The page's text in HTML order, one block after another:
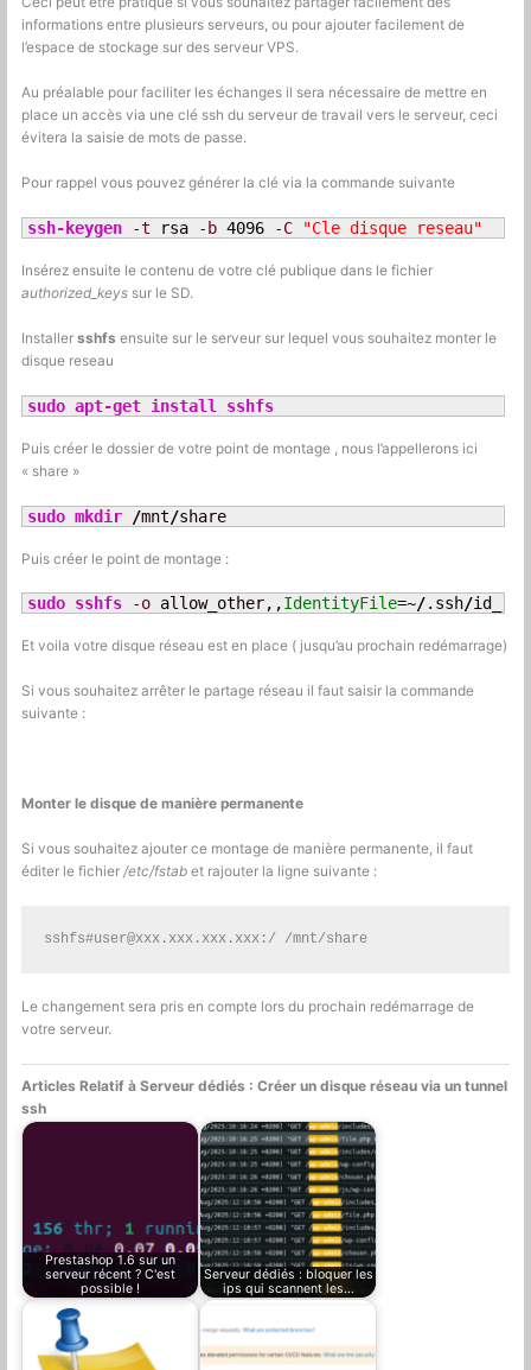
informations entre plusieurs serveurs, ou pour ajouter facilement de
l’espace de stockage sur des serveur VPS.
Au préalable pour faciliter les échanges il sera nécessaire de mettre en
place un accès via une clé ssh du serveur de travail vers le serveur, ceci
évitera la saisie de mots de passe.
Pour rappel vous pouvez générer la clé via la commande suivante
ssh-keygen -t rsa -b 4096 -C "Cle disque reseau"
Insérez ensuite le contenu de votre clé publique dans le fichier
authorized_keys sur le SD.
Installersshfs ensuite sur le serveur sur lequel vous souhaitez monter le
disque reseau
sudo apt-get install sshfs
Puis créer le dossier de votre point de montage , nous l’appellerons ici
« share »
sudo mkdir /mnt/share
Puis créer le point de montage :
sudo sshfs -o allow_other,,IdentityFile=~/.ssh/
Et voila votre disque réseau est en place ( jusqu’au prochain redémarrage)
Si vous souhaitez arrêter le partage réseau il faut saisir la commande
suivante :
Monter le disque de manière permanente
Si vous souhaitez ajouter ce montage de manière permanente, il faut
éditer le fichier/etc/fstab et rajouter la ligne suivante :
sshfs#user@xxx.xxx.xxx.xxx :/ /mnt/share
Le changement sera pris en compte lors du prochain redémarrage de
votre serveur.
Articles Relatif à Serveur dédiés : Créer un disque réseau via un tunnel
ssh
Prestashop 1.6 sur un
serveur récent ? C'est
possible !
Serveur dédiés : bloquer les
ips qui scannent les…